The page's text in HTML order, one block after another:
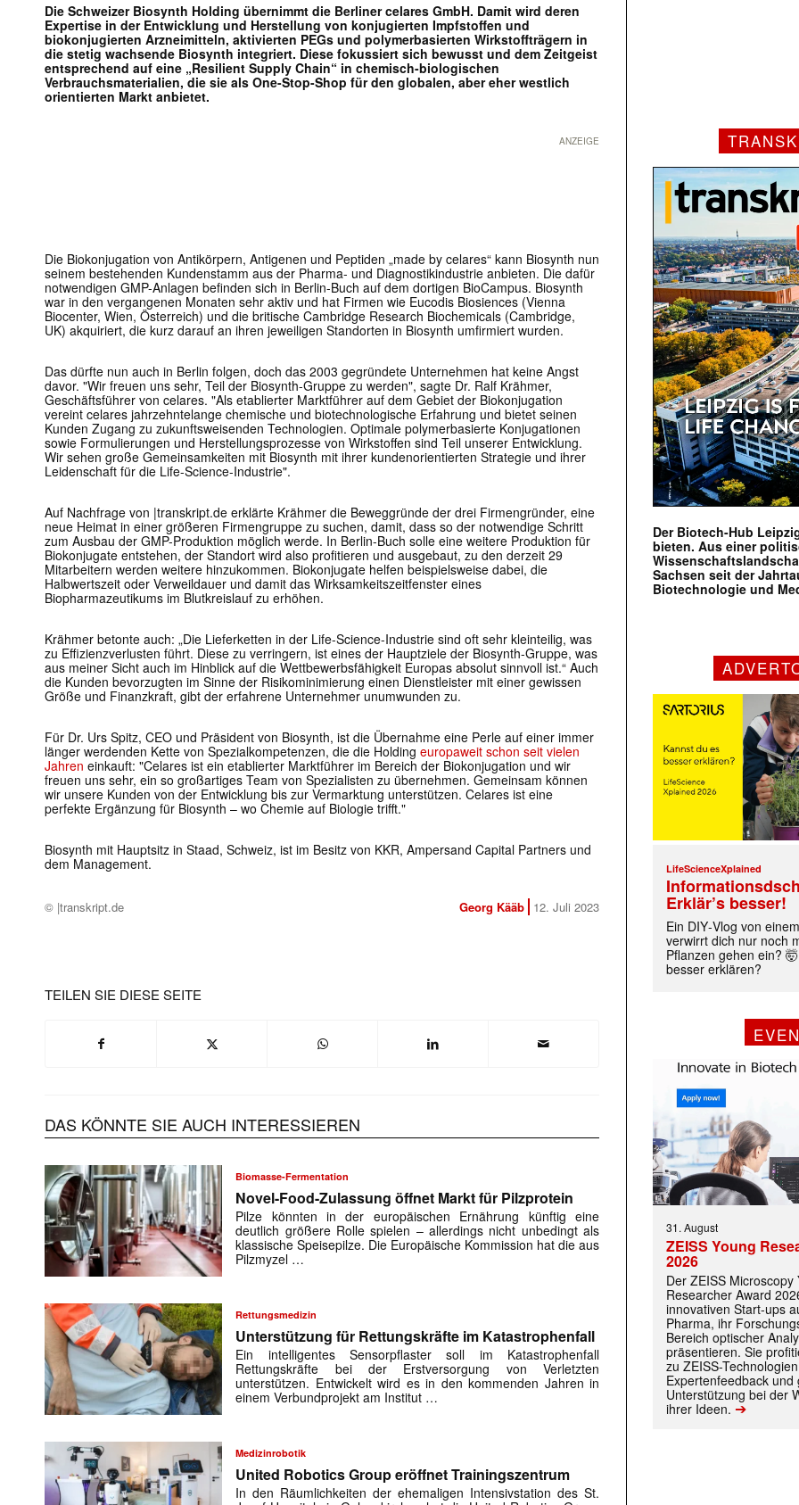
Mit dem |transkript-Newsletter jede Woche aktuell
E-
Mail
Die Schweizer Biosynth Holding übernimmt die Berliner celares GmbH. Damit wird deren
Expertise in der Entwicklung und Herstellung von konjugierten Impfstoffen und
biokonjugierten Arzneimitteln, aktivierten PEGs und polymerbasierten Wirkstoffträgern in
die stetig wachsende Biosynth integriert. Diese fokussiert sich bewusst und dem Zeitgeist
entsprechend auf eine „Resilient Supply Chain“ in chemisch-biologischen
Verbrauchsmaterialien, die sie als One-Stop-Shop für den globalen, aber eher westlich
orientierten Markt anbietet.
ANZEIGE
Die Biokonjugation von Antikörpern, Antigenen und Peptiden „made by celares“ kann Biosynth nun
seinem bestehenden Kundenstamm aus der Pharma- und Diagnostikindustrie anbieten. Die dafür
notwendigen GMP-Anlagen befinden sich in Berlin-Buch auf dem dortigen BioCampus. Biosynth
war in den vergangenen Monaten sehr aktiv und hat Firmen wie Eucodis Biosiences (Vienna
Biocenter, Wien, Österreich) und die britische Cambridge Research Biochemicals (Cambridge,
UK) akquiriert, die kurz darauf an ihren jeweiligen Standorten in Biosynth umfirmiert wurden.
Das dürfte nun auch in Berlin folgen, doch das 2003 gegründete Unternehmen hat keine Angst
davor. "Wir freuen uns sehr, Teil der Biosynth-Gruppe zu werden", sagte Dr. Ralf Krähmer,
Geschäftsführer von celares. "Als etablierter Marktführer auf dem Gebiet der Biokonjugation
vereint celares jahrzehntelange chemische und biotechnologische Erfahrung und bietet seinen
Kunden Zugang zu zukunftsweisenden Technologien. Optimale polymerbasierte Konjugationen
sowie Formulierungen und Herstellungsprozesse von Wirkstoffen sind Teil unserer Entwicklung.
Wir sehen große Gemeinsamkeiten mit Biosynth mit ihrer kundenorientierten Strategie und ihrer
Leidenschaft für die Life-Science-Industrie".
Auf Nachfrage von |transkript.de erklärte Krähmer die Beweggründe der drei Firmengründer, eine
neue Heimat in einer größeren Firmengruppe zu suchen, damit, dass so der notwendige Schritt
zum Ausbau der GMP-Produktion möglich werde. In Berlin-Buch solle eine weitere Produktion für
Biokonjugate entstehen, der Standort wird also profitieren und ausgebaut, zu den derzeit 29
Mitarbeitern werden weitere hinzukommen. Biokonjugate helfen beispielsweise dabei, die
Halbwertszeit oder Verweildauer und damit das Wirksamkeitszeitfenster eines
Biopharmazeutikums im Blutkreislauf zu erhöhen.
Krähmer betonte auch: „Die Lieferketten in der Life-Science-Industrie sind oft sehr kleinteilig, was
zu Effizienzverlusten führt. Diese zu verringern, ist eines der Hauptziele der Biosynth-Gruppe, was
aus meiner Sicht auch im Hinblick auf die Wettbewerbsfähigkeit Europas absolut sinnvoll ist.“ Auch
die Kunden bevorzugten im Sinne der Risikominimierung einen Dienstleister mit einer gewissen
Größe und Finanzkraft, gibt der erfahrene Unternehmer unumwunden zu.
Für Dr. Urs Spitz, CEO und Präsident von Biosynth, ist die Übernahme eine Perle auf einer immer
länger werdenden Kette von Spezialkompetenzen, die die Holding europaweit schon seit vielen
Jahren einkauft: "Celares ist ein etablierter Marktführer im Bereich der Biokonjugation und wir
freuen uns sehr, ein so großartiges Team von Spezialisten zu übernehmen. Gemeinsam können
wir unsere Kunden von der Entwicklung bis zur Vermarktung unterstützen. Celares ist eine
perfekte Ergänzung für Biosynth – wo Chemie auf Biologie trifft."
Biosynth mit Hauptsitz in Staad, Schweiz, ist im Besitz von KKR, Ampersand Capital Partners und
dem Management.
© |transkript.de Georg Kääb 12. Juli 2023
TEILEN SIE DIESE SEITE
DAS KÖNNTE SIE AUCH INTERESSIEREN
Biomasse-Fermentation
Novel-Food-Zulassung öffnet Markt für Pilzprotein
Pilze könnten in der europäischen Ernährung künftig eine
deutlich größere Rolle spielen – allerdings nicht unbedingt als
klassische Speisepilze. Die Europäische Kommission hat die aus
Pilzmyzel …
Rettungsmedizin
Unterstützung für Rettungskräfte im Katastrophenfall
Ein intelligentes Sensorpflaster soll im Katastrophenfall
Rettungskräfte bei der Erstversorgung von Verletzten
unterstützen. Entwickelt wird es in den kommenden Jahren in
einem Verbundprojekt am Institut …
Medizinrobotik
United Robotics Group eröffnet Trainingszentrum
In den Räumlichkeiten der ehemaligen Intensivstation des St.
Der Biotech-Hub
bieten. Aus einer
Sachsen seit der
Biotechnologie und
LifeScienceXplained
Erklär’s besser!
Ein DIY‑Vlog von
verwirrt dich nur noch
Pflanzen gehen ein?
besser erklären?
31. August
ZEISS Young
2026
Der ZEISS Microscopy
Researcher Award
innovativen Start-ups
Pharma, ihr
Bereich optischer
präsentieren. Sie
zu ZEISS-
Expertenfeedback und
Unterstützung bei der
ihrer Ideen. ➔